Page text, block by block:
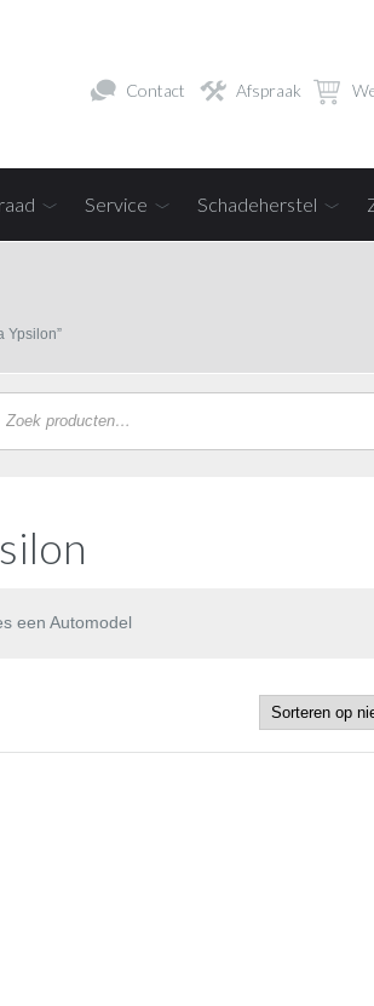
Contact Afspraak
Service Schadeherstel
Ypsilon”
een Automodel